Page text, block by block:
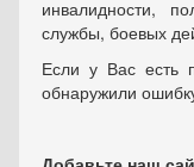
инвалидности,
службы, боевых
Если у Вас есть
обнаружили